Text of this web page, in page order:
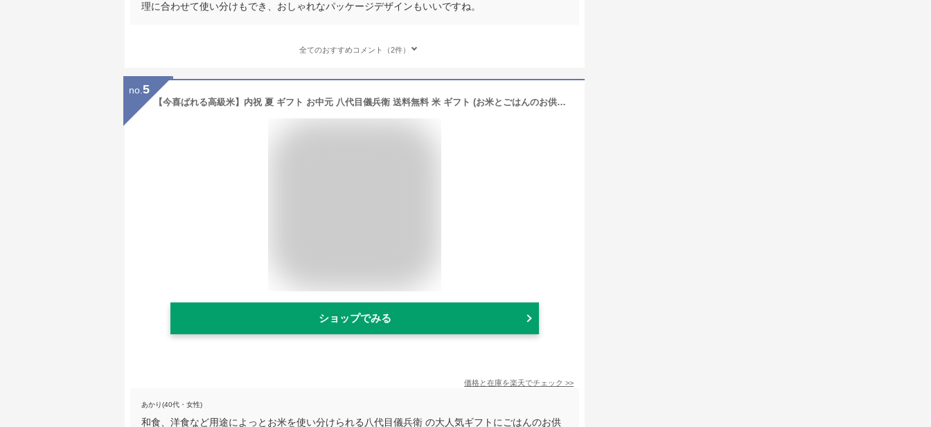
理に合わせて使い分けもでき、おしゃれなパッケージデザインもいいですね。
全てのおすすめコメント（2件）
no. 5
【今喜ばれる高級米】内祝 夏 ギフト お中元 八代目儀兵衛 送料無料 米 ギフト (お米とごはんのお供の詰合せ)「十二単 詰合せ 衣笠」| お米 入学内祝い 結婚内祝い 出産内祝い お返し 入学祝い 結婚祝い 出産祝い 新築内祝い 内祝い 祝い グルメ
ショップでみる
価格と在庫を楽天でチェック >>
あかり(40代・女性)
和食、洋食など用途によっとお米を使い分けられる八代目儀兵衛 の大人気ギフトにごはんのお供